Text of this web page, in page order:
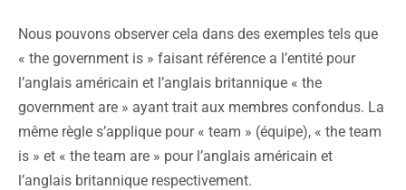
Nous pouvons observer cela dans des exemples tels que
« the government is » faisant référence a l’entité pour
l’anglais américain et l’anglais britannique « the
government are » ayant trait aux membres confondus. La
même règle s’applique pour « team » (équipe), « the team
is » et « the team are » pour l’anglais américain et
l’anglais britannique respectivement.